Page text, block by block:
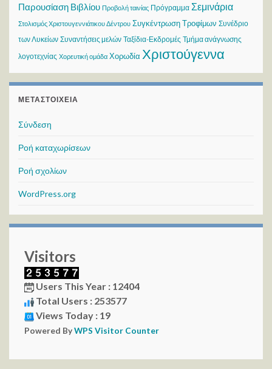
Παρουσίαση Βιβλίου Προβολή ταινίας Πρόγραμμα Σεμινάρια
Στολισμός Χριστουγεννιάτικου Δέντρου Συγκέντρωση Τροφίμων Συνέδριο
των Λυκείων Συναντήσεις μελών Ταξίδια-Εκδρομές Τμήμα ανάγνωσης
λογοτεχνίας Χορευτική ομάδα Χορωδία Χριστούγεννα
ΜΕΤΑΣΤΟΙΧΕΊΑ
Σύνδεση
Ροή καταχωρίσεων
Ροή σχολίων
WordPress.org
Visitors
Users This Year : 12404
Total Users : 253577
Views Today : 19
Powered ByWPS Visitor Counter